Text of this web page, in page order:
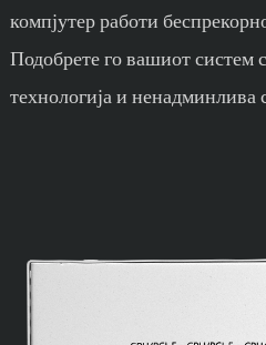
компјутер работи
Подобрете го вашиот систем
технологија и ненадминлива